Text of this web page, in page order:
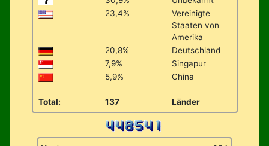
23,4%
Vereinigte
Staaten von
Amerika
20,8%
Deutschland
7,9%
Singapur
5,9%
China
Total: 137 Länder